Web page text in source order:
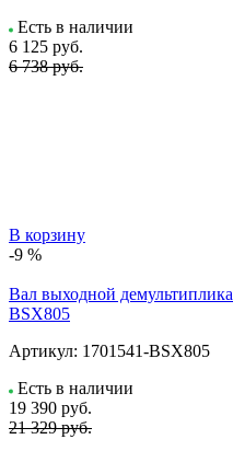
Есть в наличии
6 125 руб.
6 738 руб.
В корзину
-9 %
Вал выходной
BSX805
Артикул: 1701541-BSX805
Есть в наличии
19 390 руб.
21 329 руб.